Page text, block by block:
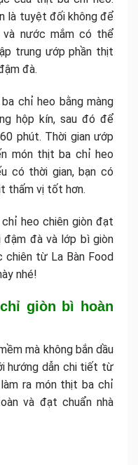
là tuyệt đối không để
nước mắm có thể
trung ướp phần thịt
đà.
chỉ heo bằng màng
hộp kín, sau đó để
phút. Thời gian ướp
món thịt ba chỉ heo
có thời gian, bạn có
thấm vị tốt hơn.
heo chiên giòn đạt
đà và lớp bì giòn
chiên từ La Bàn Food
nhé!
giòn bì hoàn
mà không bắn dầu
hướng dẫn chi tiết từ
ra món thịt ba chỉ
và đạt chuẩn nhà